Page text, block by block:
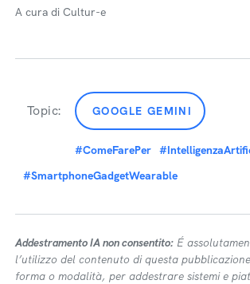
A cura di Cultur-e
Topic: GOOGLE GEMINI
#ComeFarePer
#SmartphoneGadgetWearable
Addestramento IA non consentito: É
l’utilizzo del contenuto di questa
forma o modalità, per addestrare sistemi e